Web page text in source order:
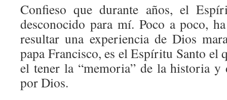
Confieso que durante años, el
desconocido para mí. Poco a poco,
resultar una experiencia de Dios
papa Francisco, es el Espíritu Santo el
el tener la “memoria” de la historia y
por Dios.